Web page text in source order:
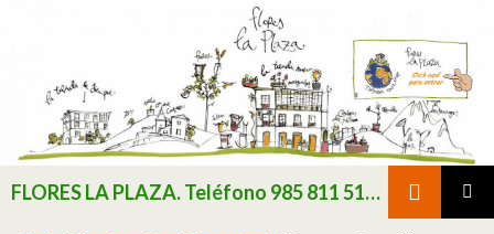
FLORES LA PLAZA. Teléfono 985 811 511 / Consultar existencias de flor y planta natural antes de realizar pedido